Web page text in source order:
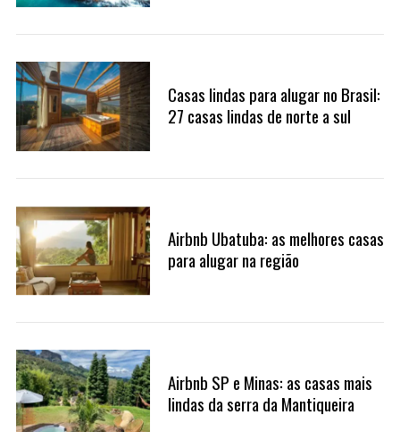
Casas lindas para alugar no Brasil:
27 casas lindas de norte a sul
Airbnb Ubatuba: as melhores casas
para alugar na região
Airbnb SP e Minas: as casas mais
lindas da serra da Mantiqueira
S
e
a
c
f
o
r
: